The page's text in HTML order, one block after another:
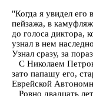
"Когда я увидел его
пейзажа, в
до голоса диктора,
узнал в нем
Узнал сразу, за
С Николаем
зато папашу его,
Еврейской
Ровно двадцать